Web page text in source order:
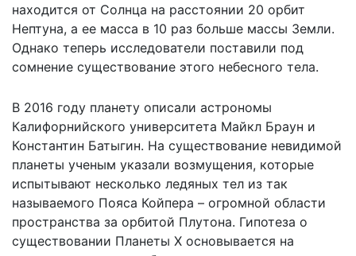
находится от Солнца на расстоянии 20 орбит
Нептуна, а ее масса в 10 раз больше массы Земли.
Однако теперь исследователи поставили под
сомнение существование этого небесного тела.
В 2016 году планету описали астрономы
Калифорнийского университета Майкл Браун и
Константин Батыгин. На существование невидимой
планеты ученым указали возмущения, которые
испытывают несколько ледяных тел из так
называемого Пояса Койпера – огромной области
пространства за орбитой Плутона. Гипотеза о
существовании Планеты Х основывается на